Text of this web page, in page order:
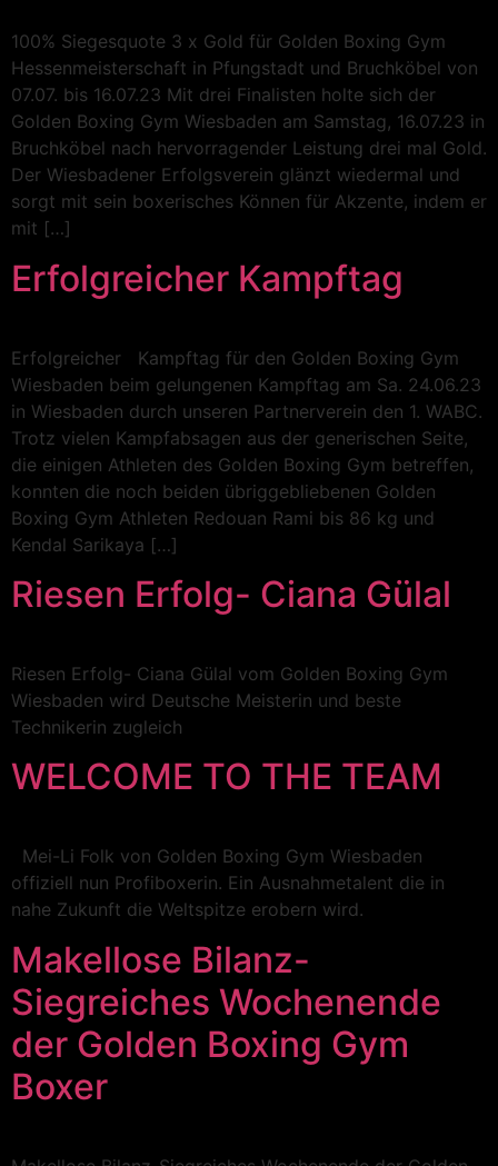
100% Siegesquote 3 x Gold für Golden Boxing Gym
Hessenmeisterschaft in Pfungstadt und Bruchköbel von
07.07. bis 16.07.23 Mit drei Finalisten holte sich der
Golden Boxing Gym Wiesbaden am Samstag, 16.07.23 in
Bruchköbel nach hervorragender Leistung drei mal Gold.
Der Wiesbadener Erfolgsverein glänzt wiedermal und
sorgt mit sein boxerisches Können für Akzente, indem er
mit […]
Erfolgreicher Kampftag
Erfolgreicher Kampftag für den Golden Boxing Gym
Wiesbaden beim gelungenen Kampftag am Sa. 24.06.23
in Wiesbaden durch unseren Partnerverein den 1. WABC.
Trotz vielen Kampfabsagen aus der generischen Seite,
die einigen Athleten des Golden Boxing Gym betreffen,
konnten die noch beiden übriggebliebenen Golden
Boxing Gym Athleten Redouan Rami bis 86 kg und
Kendal Sarikaya […]
Riesen Erfolg- Ciana Gülal
Riesen Erfolg- Ciana Gülal vom Golden Boxing Gym
Wiesbaden wird Deutsche Meisterin und beste
Technikerin zugleich
WELCOME TO THE TEAM
Mei-Li Folk von Golden Boxing Gym Wiesbaden
offiziell nun Profiboxerin. Ein Ausnahmetalent die in
nahe Zukunft die Weltspitze erobern wird.
Makellose Bilanz-
Siegreiches Wochenende
der Golden Boxing Gym
Boxer